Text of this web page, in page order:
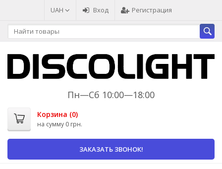
UAH Вход Регистрация
Пн—Сб 10:00—18:00
Корзина (0)
на сумму 0 грн.
ЗАКАЗАТЬ ЗВОНОК!